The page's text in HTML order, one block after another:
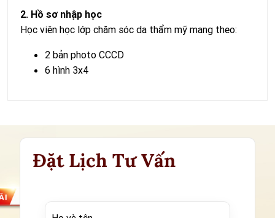
2. Hồ sơ nhập học
Học viên học lớp chăm sóc da thẩm mỹ mang theo:
2 bản photo CCCD
6 hình 3x4
Đặt Lịch Tư Vấn